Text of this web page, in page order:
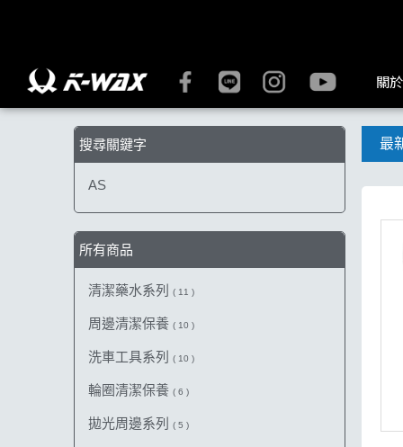
關
搜尋關鍵字
AS
所有商品
清潔藥水系列 ( 11 )
周邊清潔保養 ( 10 )
洗車工具系列 ( 10 )
輪圈清潔保養 ( 6 )
拋光周邊系列 ( 5 )
最